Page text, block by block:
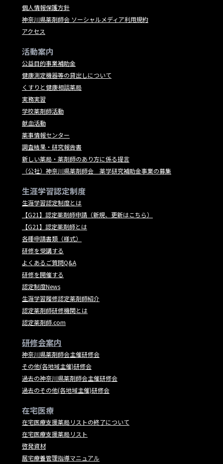
個人情報保護方針
神奈川県薬剤師会 ソーシャルメディア利用規約
アクセス
活動案内
公益目的事業補助金
健康測定機器等の貸出しについて
くすりと健康相談薬局
実務実習
学校薬剤師活動
献血活動
薬事情報センター
調査結果・研究報告書
新しい薬局・薬剤師のあり方に係る提言
（公社）神奈川県薬剤師会 薬学研究補助金事業の募集
生涯学習認定制度
生涯学習認定制度とは
【G21】認定薬剤師申請（新規、更新はこちら）
【G21】認定薬剤師とは
各種申請書類（様式）
研修を受講する
よくあるご質問Q&A
研修を開催する
認定制度News
生涯学習履修認定薬剤師紹介
認定薬剤師研修機関とは
認定薬剤師.com
研修会案内
神奈川県薬剤師会主催研修会
その他(各地域主催)研修会
過去の神奈川県薬剤師会主催研修会
過去のその他(各地域主催)研修会
在宅医療
在宅医療支援薬局リストの終了について
在宅医療支援薬局リスト
啓発資材
居宅療養管理指導マニュアル